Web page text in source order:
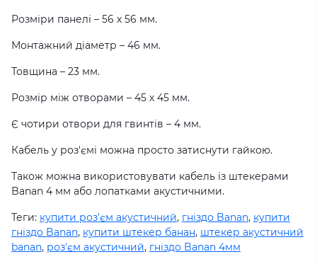
Розміри панелі – 56 х 56 мм.
Монтажний діаметр – 46 мм.
Товщина – 23 мм.
Розмір між отворами – 45 х 45 мм.
Є чотири отвори для гвинтів – 4 мм.
Кабель у роз'ємі можна просто затиснути гайкою.
Також можна використовувати кабель із штекерами
Banan 4 мм або лопатками акустичними.
Теги: купити роз'єм акустичний, гніздо Banan, купити
гніздо Banan, купити штекер банан, штекер акустичний
banan, роз'єм акустичний, гніздо Banan 4мм